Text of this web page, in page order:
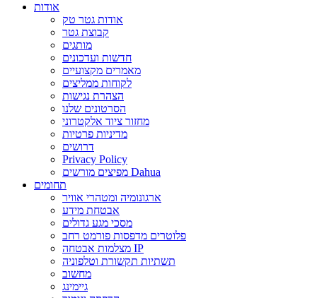
אודות
אודות גטר טק
קבוצת גטר
מותגים
חדשות ועדכונים
מאמרים מקצועיים
לקוחות ממליצים
הצהרת נגישות
הסרטונים שלנו
מחזור ציוד אלקטרוני
מדיניות פרטיות
דרושים
Privacy Policy
מפיצים מורשים Dahua
תחומים
ארגונומיה ומטהרי אוויר
אבטחת מידע
מסכי מגע גדולים
פלוטרים מדפסות פורמט רחב
מצלמות אבטחה IP
תשתיות תקשורת וטלפוניה
מחשוב
גיימינג